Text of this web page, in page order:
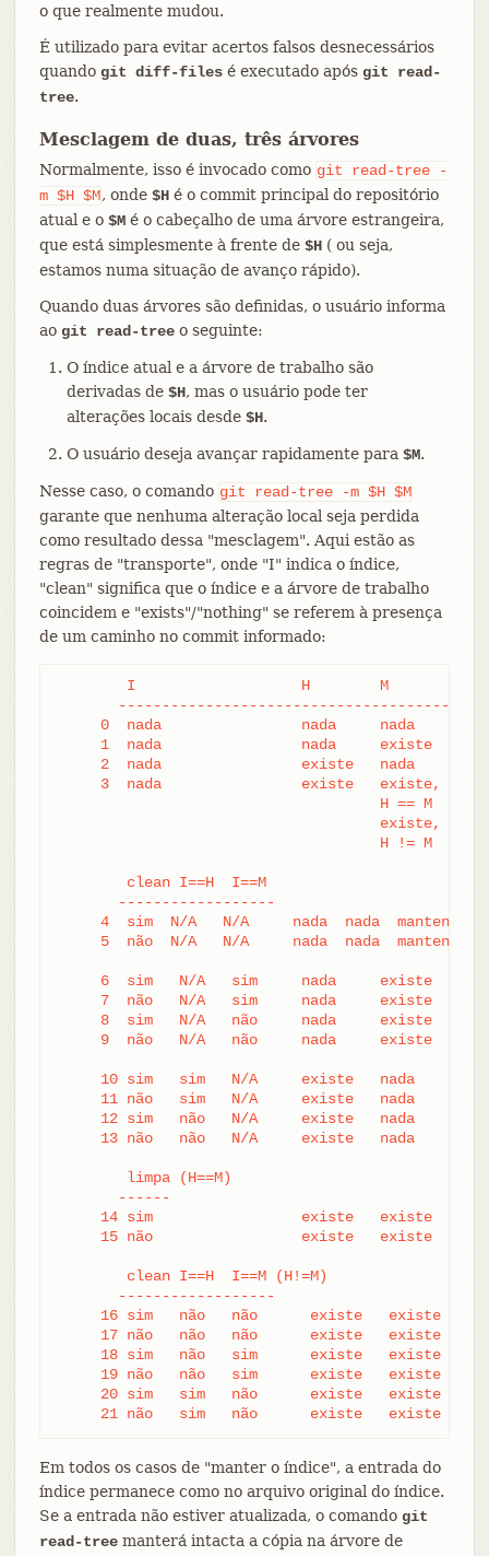
o que realmente mudou.
É utilizado para evitar acertos falsos desnecessários
quando git diff-filesé executado após git read-
tree.
Mesclagem de duas, três árvores
Normalmente, isso é invocado como git read-tree
-
m $H $M, onde $Hé o commit principal do repositório
atual e o $Mé o cabeçalho de uma árvore estrangeira,
que está simplesmente à frente de $H( ou seja,
estamos numa situação de avanço rápido).
Quando duas árvores são definidas, o usuário informa
ao git read-treeo seguinte:
O índice atual e a árvore de trabalho são
derivadas de $H, mas o usuário pode ter
alterações locais desde $H.
O usuário deseja avançar rapidamente para $M.
Nesse caso, o comando git read-tree -m $H $M
garante que nenhuma alteração local seja perdida
como resultado dessa "mesclagem". Aqui estão as
regras de "transporte", onde "I" indica o índice,
"clean" significa que o índice e a árvore de trabalho
coincidem e "exists"/"nothing" se referem à presença
de um caminho no commit informado:
0  nada                nada     nada
1  nada                nada     existe   usa
2  nada                existe   nada
3  nada                existe   existe,
        clean I==H  I==M
       ------------------
4  sim  N/A   N/A     nada  nada  mantenha o
5  não  N/A   N/A     nada  nada  mantenha o
6  sim   N/A   sim     nada     existe
7  não   N/A   sim     nada     existe
8  sim   N/A   não     nada     existe
9  não   N/A   não     nada     existe
10 sim   sim   N/A     existe   nada
11 não   sim   N/A     existe   nada
12 sim   não   N/A     existe   nada
13 não   não   N/A     existe   nada
       ------
14 sim                 existe   existe
15 não                 existe   existe
        clean I==H  I==M (H!=M)
       ------------------
16 sim   não   não      existe   existe
17 não   não   não      existe   existe
18 sim   não   sim      existe   existe
19 não   não   sim      existe   existe
20 sim   sim   não      existe   existe
21 não   sim   não      existe   existe
Em todos os casos de "manter o índice", a entrada do
índice permanece como no arquivo original do índice.
Se a entrada não estiver atualizada, o comando git
read-treemanterá intacta a cópia na árvore de